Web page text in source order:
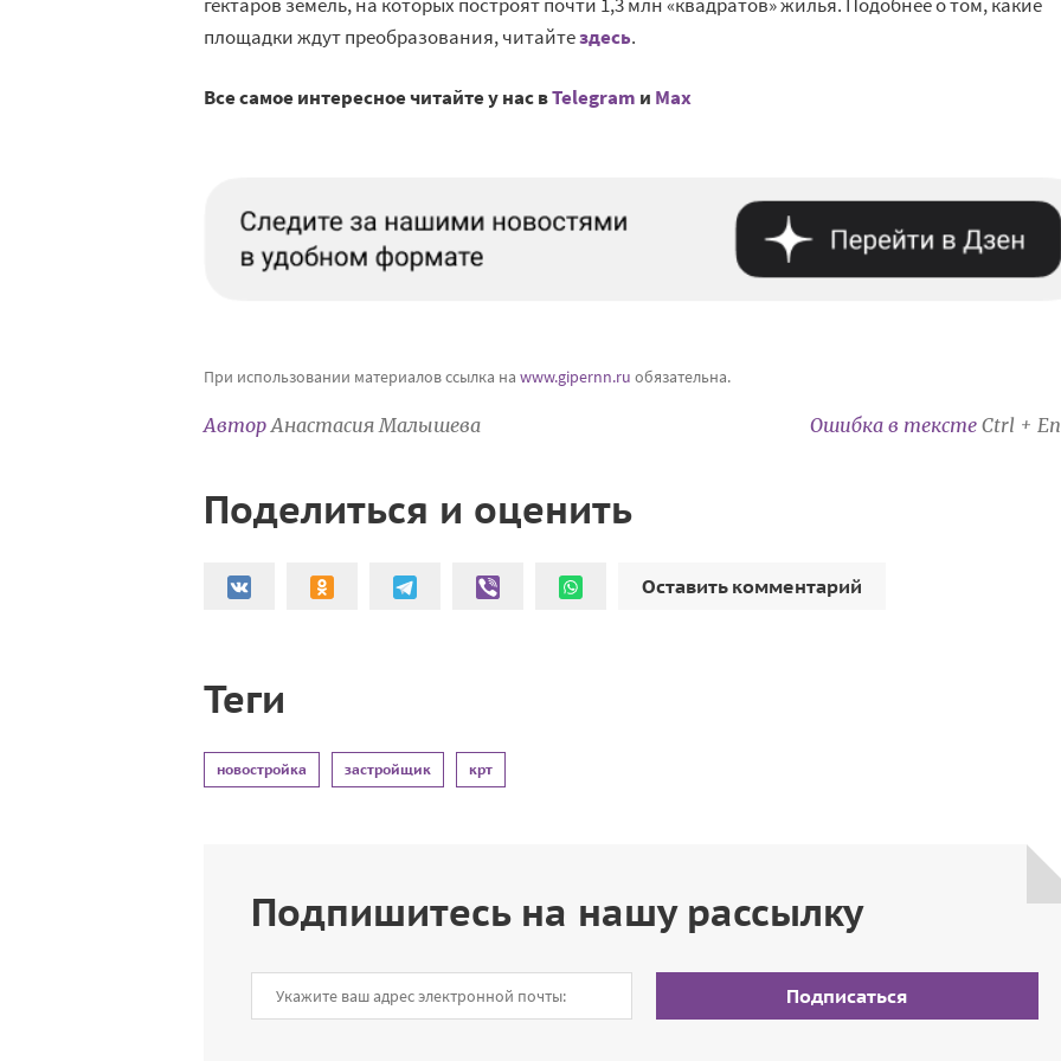
площадки ждут преобразования, читайтездесь.
Все самое интересное читайте у нас вTelegram и Mах
При использовании материалов ссылка на www.gipernn.ru обязательна.
Автор Анастасия Малышева Ошибка в тексте Ctrl +
Поделиться и оценить
Оставить комментарий
Теги
новостройка застройщик крт
Подпишитесь на нашу рассылку
Подписаться